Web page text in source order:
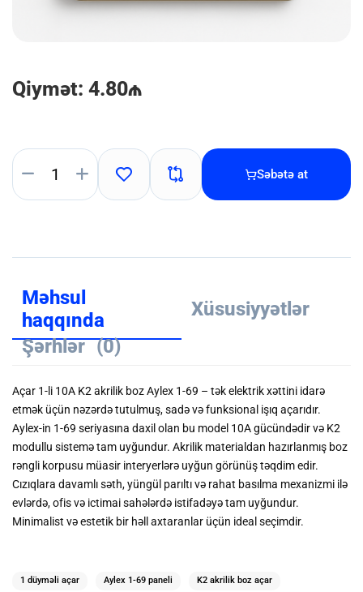
Qiymət: 4.80₼
Səbətə at
Məhsul
haqqında
Xüsusiyyətlər
Şərhlər (0)
Açar 1-li 10A K2 akrilik boz Aylex 1-69 – tək elektrik xəttini idarə
etmək üçün nəzərdə tutulmuş, sadə və funksional işıq açarıdır.
Aylex-in 1-69 seriyasına daxil olan bu model 10A gücündədir və K2
modullu sistemə tam uyğundur. Akrilik materialdan hazırlanmış boz
rəngli korpusu müasir interyerlərə uyğun görünüş təqdim edir.
Cızıqlara davamlı səth, yüngül parıltı və rahat basılma mexanizmi ilə
evlərdə, ofis və ictimai sahələrdə istifadəyə tam uyğundur.
Minimalist və estetik bir həll axtaranlar üçün ideal seçimdir.
1 düyməli açar Aylex 1-69 paneli K2 akrilik boz açar